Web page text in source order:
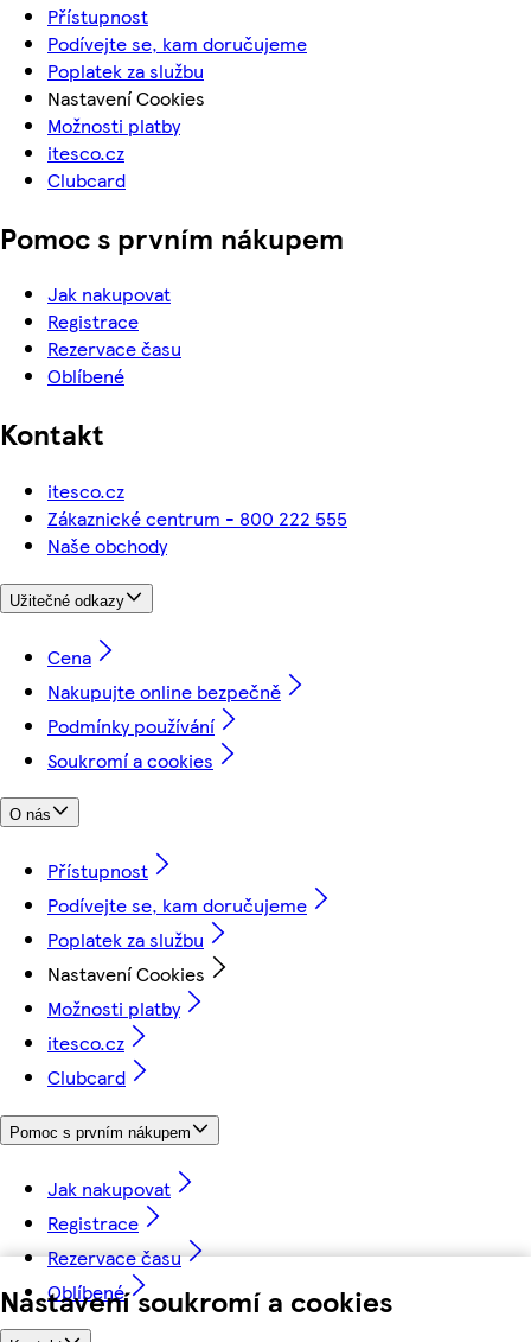
Nastavení soukromí a cookies
Přístupnost
Podívejte se, kam doručujeme
Poplatek za službu
Nastavení Cookies
Možnosti platby
itesco.cz
Clubcard
Pomoc s prvním nákupem
Jak nakupovat
Registrace
Rezervace času
Oblíbené
Kontakt
itesco.cz
Zákaznické centrum - 800 222 555
Naše obchody
Užitečné odkazy
Cena
Nakupujte online bezpečně
Podmínky používání
Soukromí a cookies
O nás
Přístupnost
Podívejte se, kam doručujeme
Poplatek za službu
Nastavení Cookies
Možnosti platby
itesco.cz
Clubcard
Pomoc s prvním nákupem
Jak nakupovat
Registrace
Rezervace času
Oblíbené